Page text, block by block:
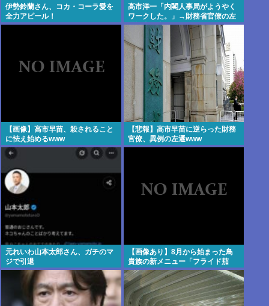
伊勢鈴蘭さん、コカ・コーラ愛を
全力アピール！
高市洋一「内閣人事局がようやく
ワークした。」→財務省官僚の左
遷記事を喜んでポスト
【画像】高市早苗、殺されること
に怯え始めるwww
【悲報】高市早苗に逆らった財務
官僚、異例の左遷www
元れいわ山本太郎さん、ガチのマ
ジで引退
【画像あり】8月から始まった鳥
貴族の新メニュー「フライド茄
子」がうますぎでした→3.2万いい
ね